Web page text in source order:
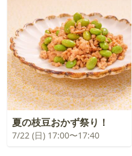
夏の枝豆おかず祭り！
7/22 (日) 17:00〜17:40